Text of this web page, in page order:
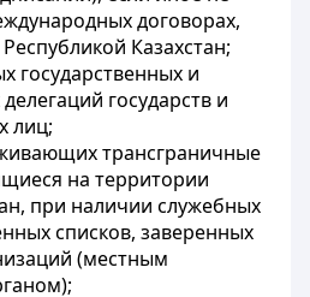
договорах,
Казахстан;
государственных и
государств и
лиц;
трансграничные
на территории
при наличии служебных
списков, заверенных
(местным